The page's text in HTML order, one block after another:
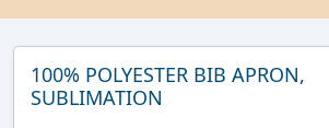
100% POLYESTER BIB APRON,
SUBLIMATION